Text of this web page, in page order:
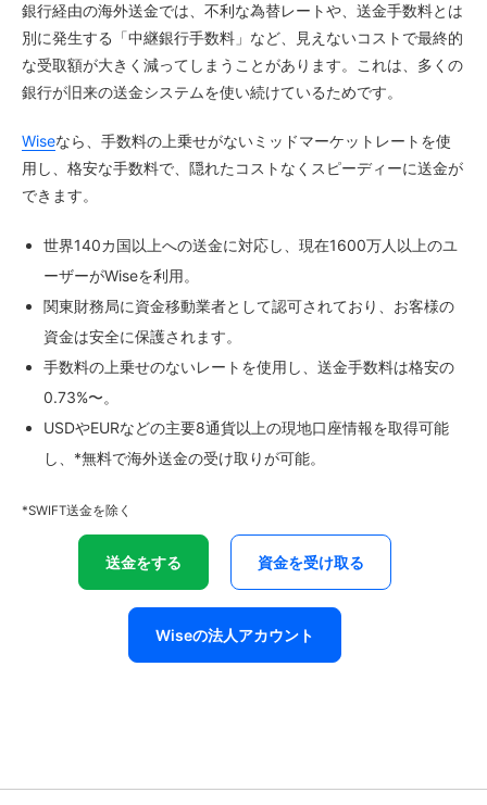
銀行経由の海外送金では、不利な為替レートや、送金手数料とは
別に発生する「中継銀行手数料」など、見えないコストで最終的
な受取額が大きく減ってしまうことがあります。これは、多くの
銀行が旧来の送金システムを使い続けているためです。
Wiseなら、手数料の上乗せがないミッドマーケットレートを使
用し、格安な手数料で、隠れたコストなくスピーディーに送金が
できます。
世界140カ国以上への送金に対応し、現在1600万人以上のユ
ーザーがWiseを利用。
関東財務局に資金移動業者として認可されており、お客様の
資金は安全に保護されます。
手数料の上乗せのないレートを使用し、送金手数料は格安の
0.73%〜。
USDやEURなどの主要8通貨以上の現地口座情報を取得可能
し、*無料で海外送金の受け取りが可能。
*SWIFT送金を除く
送金をする 資金を受け取る
Wiseの法人アカウント